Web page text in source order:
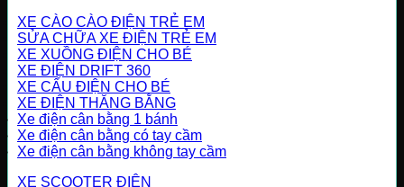
XE CÀO CÀO ĐIỆN TRẺ EM
SỬA CHỮA XE ĐIỆN TRẺ EM
XE XUỒNG ĐIỆN CHO BÉ
XE ĐIỆN DRIFT 360
XE CẨU ĐIỆN CHO BÉ
XE ĐIỆN THĂNG BẰNG
Xe điện cân bằng 1 bánh
Xe điện cân bằng có tay cầm
Xe điện cân bằng không tay cầm
XE SCOOTER ĐIỆN